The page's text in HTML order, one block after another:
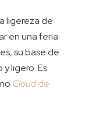
ligereza de
en una feria
su base de
ligero. Es
Cloudde